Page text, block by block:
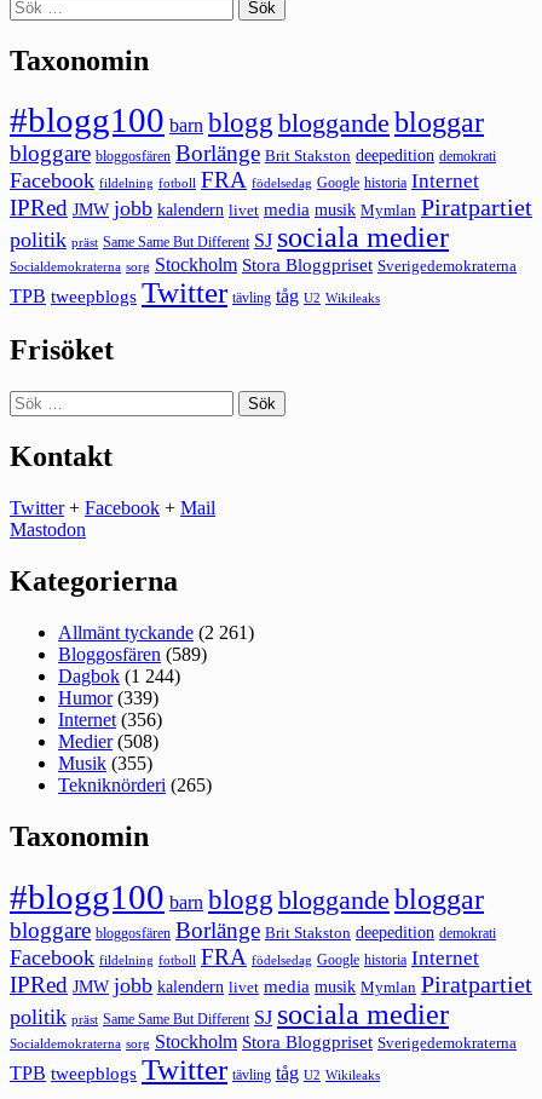
efter:
Taxonomin
#blogg100 barn blogg bloggande bloggar
bloggare bloggosfären Borlänge Brit Stakston deepedition demokrati
Facebook fildelning fotboll FRA födelsedag Google historia Internet
IPRed JMW jobb kalendern livet media musik Mymlan Piratpartiet
politik präst Same Same But Different SJ sociala medier
Socialdemokraterna sorg Stockholm Stora Bloggpriset Sverigedemokraterna
TPB tweepblogs Twitter tävling tåg U2 Wikileaks
Frisöket
Sök
efter:
Kontakt
Twitter+ Facebook + Mail
Mastodon
Kategorierna
Allmänt tyckande (2 261)
Bloggosfären (589)
Dagbok (1 244)
Humor(339)
Internet (356)
Medier(508)
Musik (355)
Tekniknörderi (265)
Taxonomin
#blogg100 barn blogg bloggande bloggar
bloggare bloggosfären Borlänge Brit Stakston deepedition demokrati
Facebook fildelning fotboll FRA födelsedag Google historia Internet
IPRed JMW jobb kalendern livet media musik Mymlan Piratpartiet
politik präst Same Same But Different SJ sociala medier
Socialdemokraterna sorg Stockholm Stora Bloggpriset Sverigedemokraterna
TPB tweepblogs Twitter tävling tåg U2 Wikileaks